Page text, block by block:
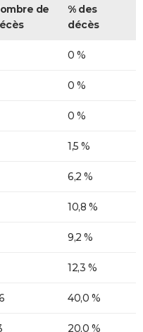
de
% des
décès
0 %
0 %
0 %
1,5 %
6,2 %
10,8 %
9,2 %
12,3 %
40,0 %
20,0 %